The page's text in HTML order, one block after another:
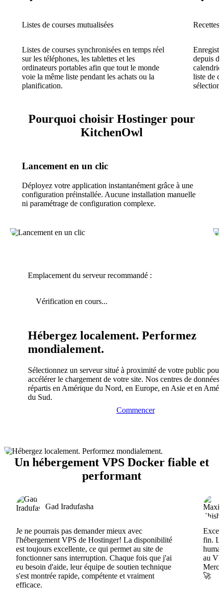
Listes de courses mutualisées
Listes de courses synchronisées en temps réel
sur les téléphones, les tablettes et les
ordinateurs portables afin que tout le monde
voie la même liste pendant les achats ou la
planification.
Recettes
depuis
liste de
Pourquoi choisir Hostinger pour
KitchenOwl
Lancement en un clic
Déployez votre application instantanément grâce à une
configuration préinstallée. Aucune installation manuelle
ni paramétrage de configuration complexe.
Emplacement du serveur recommandé :
Vérification en cours...
Hébergez localement. Performez
mondialement.
Sélectionnez un serveur situé à proximité de votre public pour
accélérer le chargement de votre site. Nos centres de données
répartis en Amérique du Nord, en Europe, en Asie et en
du Sud.
Commencer
Un hébergement VPS Docker fiable et
performant
Gad Iradufasha
Je ne pourrais pas demander mieux avec
l'hébergement VPS de Hostinger! La disponibilité
est toujours excellente, ce qui permet au site de
fonctionner sans interruption. Chaque fois que j'ai
eu besoin d'aide, leur équipe de soutien technique
s'est montrée rapide, compétente et vraiment
efficace.
fin.
au
Merci
🚀